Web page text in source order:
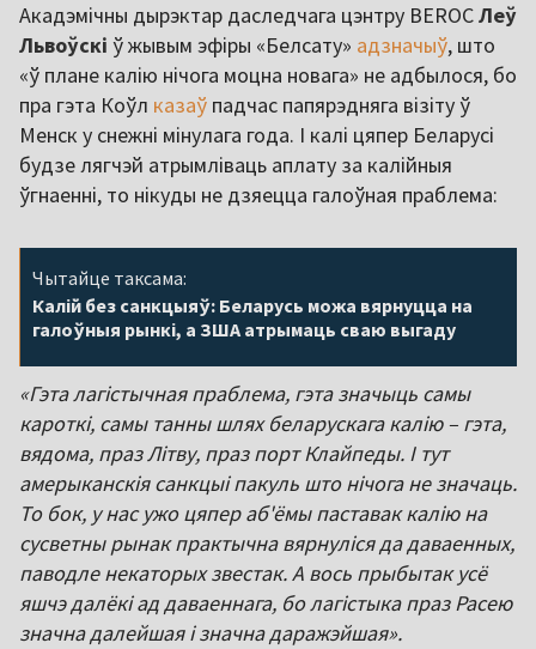
Акадэмічны дырэктар даследчага цэнтру BEROCЛеў
Львоўскі ў жывым эфіры «Белсату» адзначыў, што
«ў плане калію нічога моцна новага» не адбылося, бо
пра гэта Коўл казаў падчас папярэдняга візіту ў
Менск у снежні мінулага года. І калі цяпер Беларусі
будзе лягчэй атрымліваць аплату за калійныя
ўгнаенні, то нікуды не дзяецца галоўная праблема:
Чытайце таксама:
Калій без санкцыяў: Беларусь можа вярнуцца на
галоўныя рынкі, а ЗША атрымаць сваю выгаду
«Гэта лагістычная праблема, гэта значыць самы
кароткі, самы танны шлях беларускага калію – гэта,
вядома, праз Літву, праз порт Клайпеды. І тут
амерыканскія санкцыі пакуль што нічога не значаць.
То бок, у нас ужо цяпер аб'ёмы паставак калію на
сусветны рынак практычна вярнуліся да даваенных,
паводле некаторых звестак. А вось прыбытак усё
яшчэ далёкі ад даваеннага, бо лагістыка праз Расею
значна далейшая і значна даражэйшая».